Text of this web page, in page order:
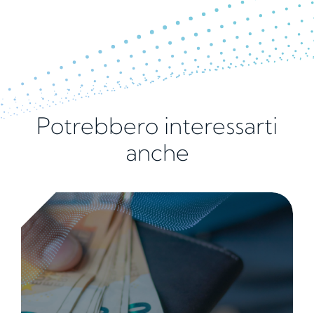
Potrebbero interessarti
anche